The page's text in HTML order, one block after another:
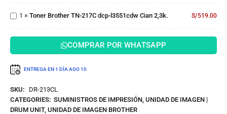
l3551cdw
Negro 3k.
TN-217C
dcp-
Cian 2,3k.
1 × Toner Brother TN-217C dcp-l3551cdw Cian 2,3k. S/519.00
COMPRAR POR WHATSAPP
ENTREGA EN 1 DÍA AGO 10
SKU:
DR-213CL
CATEGORIES: SUMINISTROS DE IMPRESIÓN, UNIDAD DE IMAGEN |
DRUM UNIT, UNIDAD DE IMAGEN BROTHER